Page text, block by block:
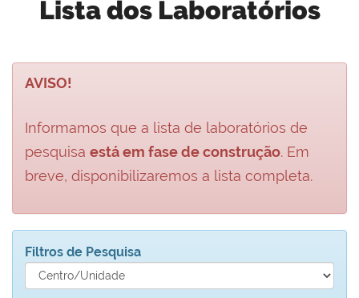
Lista dos Laboratórios
AVISO!
Informamos que a lista de laboratórios de
pesquisa está em fase de construção. Em
breve, disponibilizaremos a lista completa.
Filtros de Pesquisa